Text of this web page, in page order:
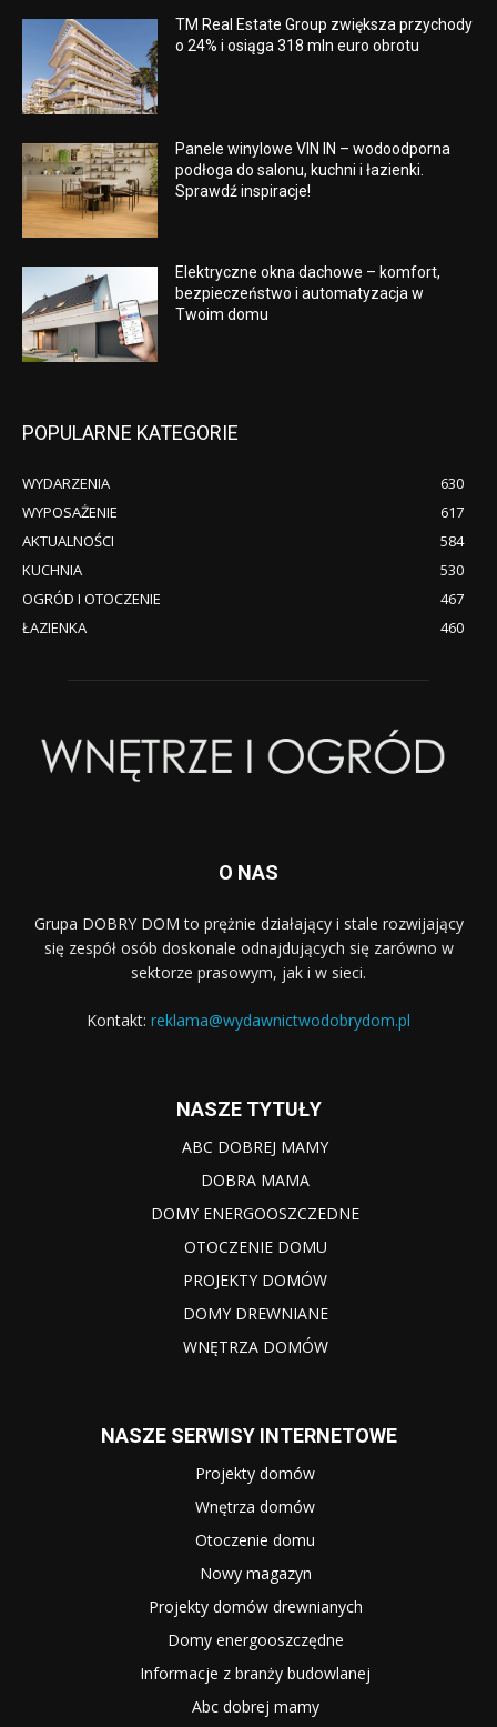
TM Real Estate Group zwiększa przychody
o 24% i osiąga 318 mln euro obrotu
Panele winylowe VIN IN – wodoodporna
podłoga do salonu, kuchni i łazienki.
Sprawdź inspiracje!
Elektryczne okna dachowe – komfort,
bezpieczeństwo i automatyzacja w
Twoim domu
POPULARNE KATEGORIE
WYDARZENIA
630
WYPOSAŻENIE
617
AKTUALNOŚCI
584
KUCHNIA
530
OGRÓD I OTOCZENIE
467
ŁAZIENKA
460
O NAS
Grupa DOBRY DOM to prężnie działający i stale rozwijający
się zespół osób doskonale odnajdujących się zarówno w
sektorze prasowym, jak i w sieci.
Kontakt: reklama@wydawnictwodobrydom.pl
NASZE TYTUŁY
ABC DOBREJ MAMY
DOBRA MAMA
DOMY ENERGOOSZCZEDNE
OTOCZENIE DOMU
PROJEKTY DOMÓW
DOMY DREWNIANE
WNĘTRZA DOMÓW
NASZE SERWISY INTERNETOWE
Projekty domów
Wnętrza domów
Otoczenie domu
Nowy magazyn
Projekty domów drewnianych
Domy energooszczędne
Informacje z branży budowlanej
Abc dobrej mamy